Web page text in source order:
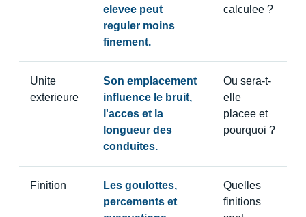
elevee peut
reguler moins
finement.
calculee ?
Unite
exterieure
Son emplacement
influence le bruit,
l'acces et la
longueur des
conduites.
Ou sera-t-
elle
placee et
pourquoi ?
Finition
Les goulottes,
percements et
Quelles
finitions